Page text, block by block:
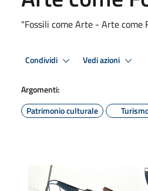
"Fossili come Arte - Arte come
Condividi Vedi azioni
Argomenti:
Patrimonio culturale